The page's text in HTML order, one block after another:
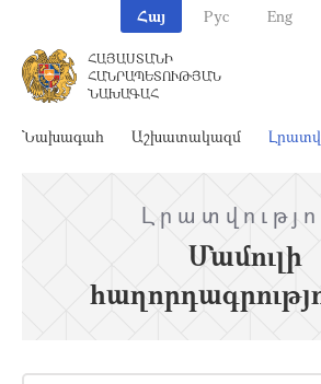
Հայ Рус Eng
ՀԱՅԱՍՏԱՆԻ
ՀԱՆՐԱՊԵՏՈՒԹՅԱՆ
ՆԱԽԱԳԱՀ
Նախագահ Աշխատակազմ
Մամուլի